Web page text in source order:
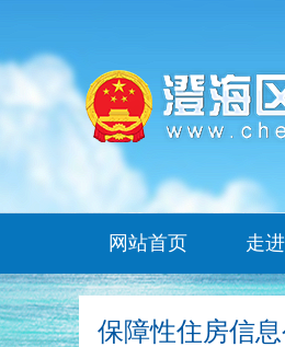
网站首页 走
保障性住房信